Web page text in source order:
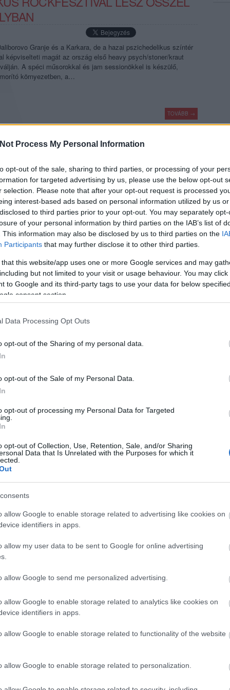
Process My Personal Information
opt-out of the sale, sharing to third parties, or processing of your
for targeted advertising by us, please use the below opt-out
selection. Please note that after your opt-out request is processed
interest-based ads based on personal information utilized by us
to third parties prior to your opt-out. You may separately
of your personal information by third parties on the IAB’s list of
This information may also be disclosed by us to third parties on the
Participants that may further disclose it to other third parties.
that this website/app uses one or more Google services and may
but not limited to your visit or usage behaviour. You may
to Google and its third-party tags to use your data for below
consent section.
Data Processing Opt Outs
opt-out of the Sharing of my personal data.
opt-out of the Sale of my Personal Data.
opt-out of processing my Personal Data for Targeted
opt-out of Collection, Use, Retention, Sale, and/or Sharing
Data that Is Unrelated with the Purposes for which it
allow Google to enable storage related to advertising like cookies on
identifiers in apps.
allow my user data to be sent to Google for online advertising
allow Google to send me personalized advertising.
allow Google to enable storage related to analytics like cookies on
identifiers in apps.
allow Google to enable storage related to functionality of the website
allow Google to enable storage related to personalization.
Granje és a Karkara, de a hazai pszichedelikus színtér
képviselteti magát az ország első heavy psych/stoner/kraut
A spéci műsorokkal és jam sessionökkel is készülő,
környezetben, a…
TOVÁBB →
supernaughtyjam in the psych castle daliborovo granje karkara
komment
ROCK ELSZÁLLÁS
utazó Hibushibire pár év alatt lett a japán
egyik meghatározó zenekara, és október végén – az első
Budapestre, sőt, Szombathelyre is.
GITÁROK – AZERBAJDZSÁN
A MAGYAR ZENE HÁZÁBAN
gitara music élő legendája, első európai turnéján a
koncertajánlómagyar zene háza
komment
MERT '89-BEN IS AZ VOLT A
INTERJÚ
a brit pszichedélia és spacerock egyik óriása, a Jason
bár Pierce járt már nálunk a brit pszichedélia egy másik
Spacemen 3 tagjaként. Vele beszélgettünk a megőrülős
es évek egyik…